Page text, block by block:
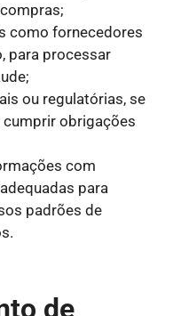
como fornecedores
para processar
ou regulatórias, se
obrigações
com
para
padrões de
de